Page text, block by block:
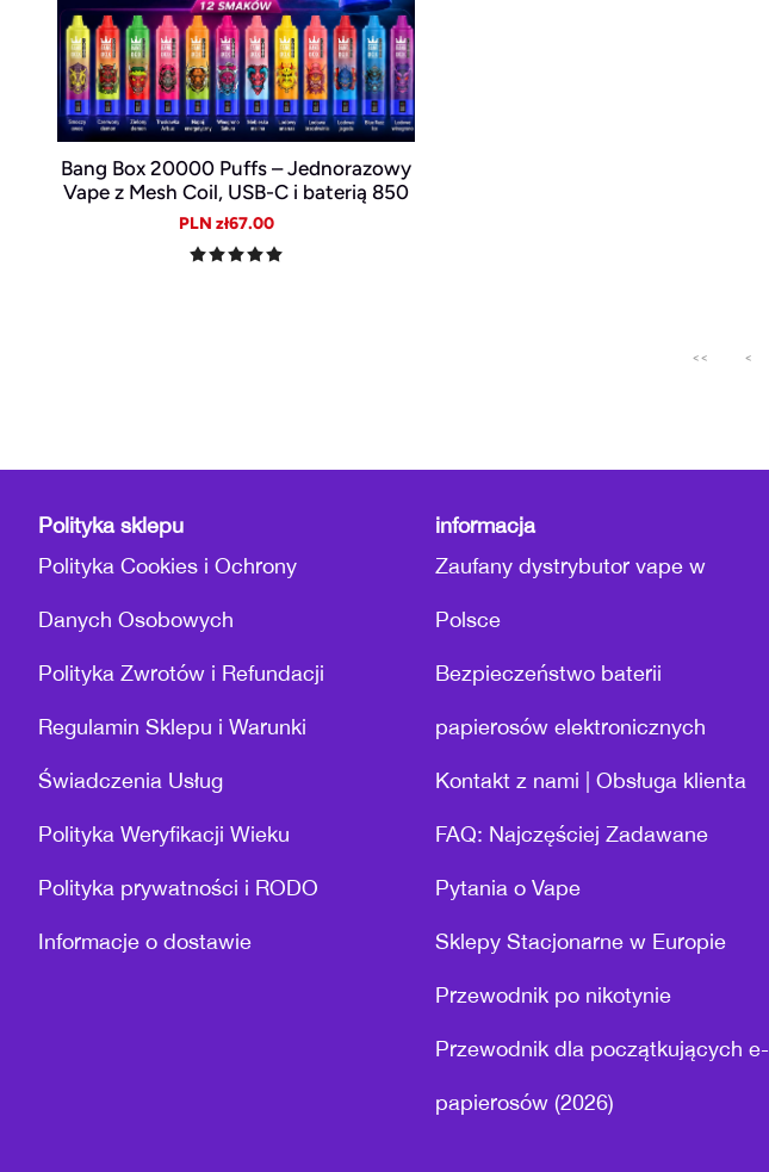
Bang Box 20000 Puffs – Jednorazowy
Vape z Mesh Coil, USB-C i baterią 850
mAh
Sale
PLN zł67.00
<< <
Polityka sklepu
Polityka Cookies i Ochrony
Danych Osobowych
Polityka Zwrotów i Refundacji
Regulamin Sklepu i Warunki
Świadczenia Usług
Polityka Weryfikacji Wieku
Polityka prywatności i RODO
Informacje o dostawie
informacja
Zaufany dystrybutor vape w
Polsce
Bezpieczeństwo baterii
papierosów elektronicznych
Kontakt z nami | Obsługa klienta
FAQ: Najczęściej Zadawane
Pytania o Vape
Sklepy Stacjonarne w Europie
Przewodnik po nikotynie
Przewodnik dla początkujących e-
papierosów (2026)